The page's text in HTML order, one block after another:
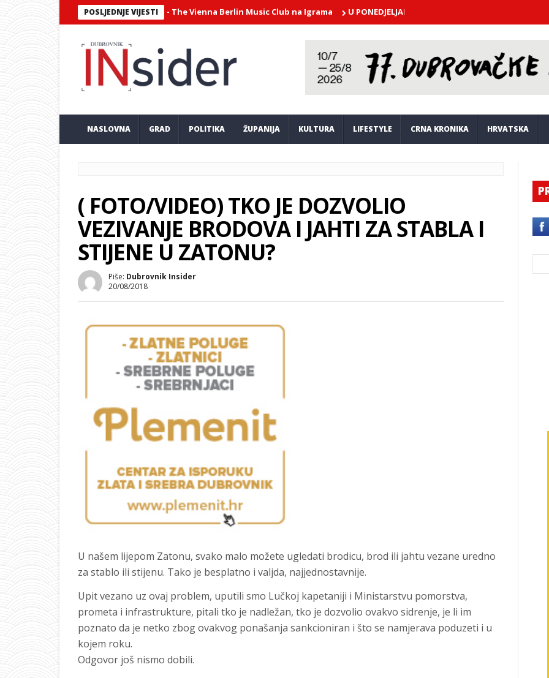
POSLJEDNJE VIJESTI
virtuozni sastav Philharmonix – The Vienna Berlin Music Club na Igrama U PONEDJELJAK U atriju Kneževog dvora nastupa
NASLOVNA GRAD POLITIKA ŽUPANIJA KULTURA LIFESTYLE CRNA KRONIKA HRVATSKA
( FOTO/VIDEO) TKO JE DOZVOLIO
VEZIVANJE BRODOVA I JAHTI ZA STABLA I
STIJENE U ZATONU?
Piše: Dubrovnik Insider
20/08/2018
U našem lijepom Zatonu, svako malo možete ugledati brodicu, brod ili jahtu vezane uredno
za stablo ili stijenu. Tako je besplatno i valjda, najjednostavnije.
Upit vezano uz ovaj problem, uputili smo Lučkoj kapetaniji i Ministarstvu pomorstva,
prometa i infrastrukture, pitali tko je nadležan, tko je dozvolio ovakvo sidrenje, je li im
poznato da je netko zbog ovakvog ponašanja sankcioniran i što se namjerava poduzeti i u
kojem roku.
Odgovor još nismo dobili.